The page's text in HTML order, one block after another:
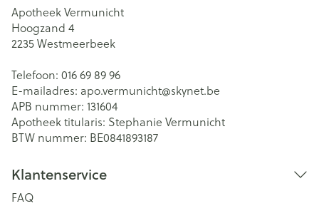
Apotheek Vermunicht
Hoogzand 4
2235Westmeerbeek
Telefoon: 016 69 89 96
E-mailadres: apo.vermunicht@skynet.be
APB nummer: 131604
Apotheek titularis: Stephanie Vermunicht
BTW nummer: BE0841893187
Klantenservice
FAQ